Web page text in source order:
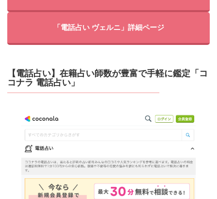
「電話占い ヴェルニ」詳細ページ
【電話占い】在籍占い師数が豊富で手軽に鑑定「コ
コナラ 電話占い」